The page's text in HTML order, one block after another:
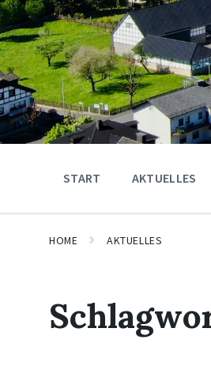
START AKTUELLES
HOME AKTUELLES